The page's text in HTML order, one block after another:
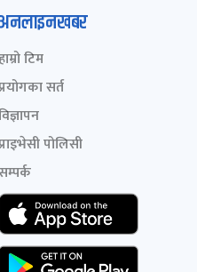
टिम
सर्त
पोलिसी